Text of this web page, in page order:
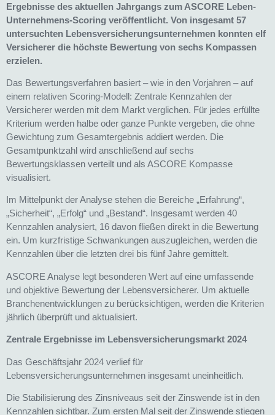
Ergebnisse des aktuellen Jahrgangs zum ASCORE Leben-
Unternehmens-Scoring veröffentlicht. Von insgesamt 57
untersuchten Lebensversicherungsunternehmen konnten elf
Versicherer die höchste Bewertung von sechs Kompassen
erzielen.
Das Bewertungsverfahren basiert – wie in den Vorjahren – auf
einem relativen Scoring-Modell: Zentrale Kennzahlen der
Versicherer werden mit dem Markt verglichen. Für jedes erfüllte
Kriterium werden halbe oder ganze Punkte vergeben, die ohne
Gewichtung zum Gesamtergebnis addiert werden. Die
Gesamtpunktzahl wird anschließend auf sechs
Bewertungsklassen verteilt und als ASCORE Kompasse
visualisiert.
Im Mittelpunkt der Analyse stehen die Bereiche „Erfahrung“,
„Sicherheit“, „Erfolg“ und „Bestand“. Insgesamt werden 40
Kennzahlen analysiert, 16 davon fließen direkt in die Bewertung
ein. Um kurzfristige Schwankungen auszugleichen, werden die
Kennzahlen über die letzten drei bis fünf Jahre gemittelt.
ASCORE Analyse legt besonderen Wert auf eine umfassende
und objektive Bewertung der Lebensversicherer. Um aktuelle
Branchenentwicklungen zu berücksichtigen, werden die Kriterien
jährlich überprüft und aktualisiert.
Zentrale Ergebnisse im Lebensversicherungsmarkt 2024
Das Geschäftsjahr 2024 verlief für
Lebensversicherungsunternehmen insgesamt uneinheitlich.
Die Stabilisierung des Zinsniveaus seit der Zinswende ist in den
Kennzahlen sichtbar. Zum ersten Mal seit der Zinswende stiegen